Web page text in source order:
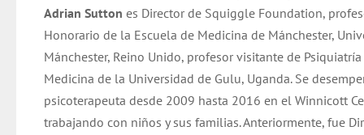
Adrian Sutton es Director de Squiggle Foundation,
Honorario de la Escuela de Medicina de Mánchester,
Mánchester, Reino Unido, profesor visitante de
Medicina de la Universidad de Gulu, Uganda. Se
psicoterapeuta desde 2009 hasta 2016 en el Winnicott
trabajando con niños y sus familias. Anteriormente, fue